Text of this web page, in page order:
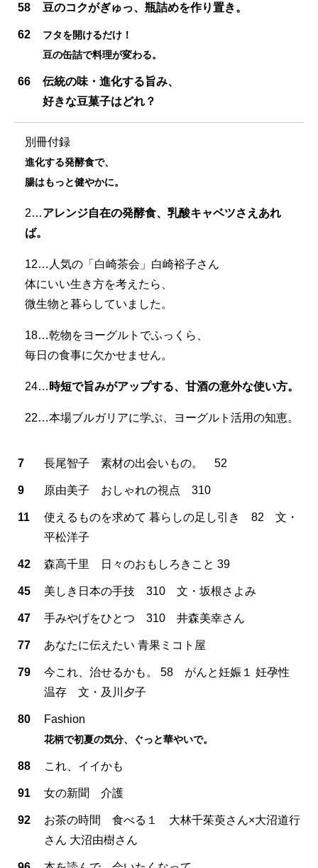
58 豆のコクがぎゅっ、瓶詰めを作り置き。
62
フタを開けるだけ！
豆の缶詰で料理が変わる。
66
伝統の味・進化する旨み、
好きな豆菓子はどれ？
別冊付録
進化する発酵食で、
腸はもっと健やかに。
2…アレンジ自在の発酵食、乳酸キャベツさえあれ
ば。
12…人気の「白崎茶会」白崎裕子さん
体にいい生き方を考えたら、
微生物と暮らしていました。
18…乾物をヨーグルトでふっくら、
毎日の食事に欠かせません。
24… 時短で旨みがアップする、甘酒の意外な使い方。
22…本場ブルガリアに学ぶ、ヨーグルト活用の知恵。
7 長尾智子 素材の出会いもの。 52
9 原由美子 おしゃれの視点 310
11
使えるものを求めて 暮らしの足し引き 82 文・
平松洋子
42 森高千里 日々のおもしろきこと 39
45 美しき日本の手技 310 文・坂根さよみ
47 手みやげをひとつ 310 井森美幸さん
77 あなたに伝えたい 青果ミコト屋
79
今これ、治せるかも。 58 がんと妊娠１ 妊孕性
温存 文・及川夕子
80 Fashion
花柄で初夏の気分、ぐっと華やいで。
88 これ、イイかも
91 女の新聞 介護
92
お茶の時間 食べる１ 大林千茱萸さん×大沼道行
さん 大沼由樹さん